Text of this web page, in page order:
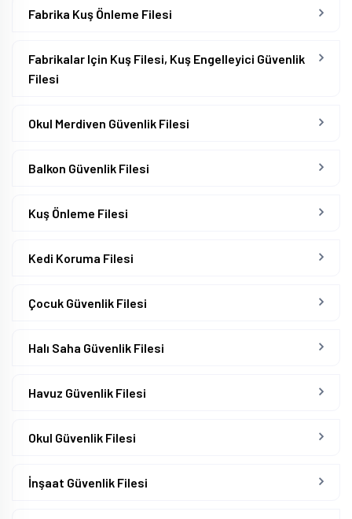
Fabrika Kuş Önleme Filesi
Fabrikalar Için Kuş Filesi, Kuş Engelleyici Güvenlik
Filesi
Okul Merdiven Güvenlik Filesi
Balkon Güvenlik Filesi
Kuş Önleme Filesi
Kedi Koruma Filesi
Çocuk Güvenlik Filesi
Halı Saha Güvenlik Filesi
Havuz Güvenlik Filesi
Okul Güvenlik Filesi
İnşaat Güvenlik Filesi